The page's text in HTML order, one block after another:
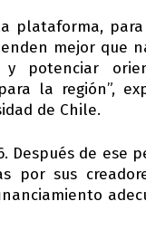
plataforma, para
mejor que
y potenciar
la región”,
de Chile.
Después de ese
por sus